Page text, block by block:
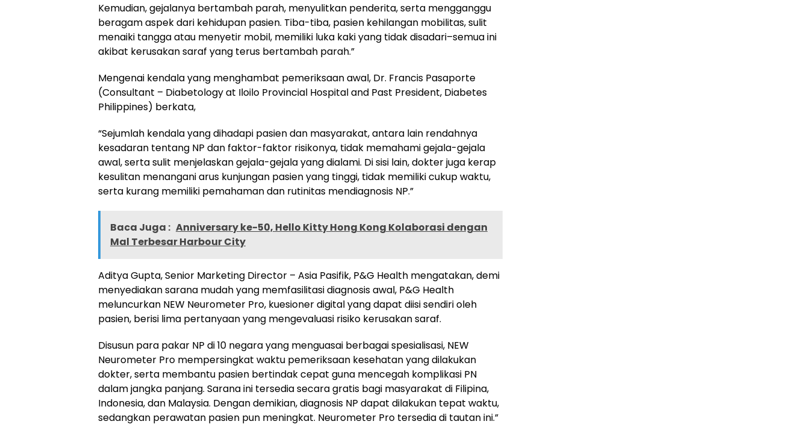
Kemudian, gejalanya bertambah parah, menyulitkan penderita, serta mengganggu
beragam aspek dari kehidupan pasien. Tiba-tiba, pasien kehilangan mobilitas, sulit
menaiki tangga atau menyetir mobil, memiliki luka kaki yang tidak disadari–semua ini
akibat kerusakan saraf yang terus bertambah parah.”
Mengenai kendala yang menghambat pemeriksaan awal, Dr. Francis Pasaporte
(Consultant – Diabetology at Iloilo Provincial Hospital and Past President, Diabetes
Philippines) berkata,
“Sejumlah kendala yang dihadapi pasien dan masyarakat, antara lain rendahnya
kesadaran tentang NP dan faktor-faktor risikonya, tidak memahami gejala-gejala
awal, serta sulit menjelaskan gejala-gejala yang dialami. Di sisi lain, dokter juga kerap
kesulitan menangani arus kunjungan pasien yang tinggi, tidak memiliki cukup waktu,
serta kurang memiliki pemahaman dan rutinitas mendiagnosis NP.”
Baca Juga : Anniversary ke-50, Hello Kitty Hong Kong Kolaborasi dengan
Mal Terbesar Harbour City
Aditya Gupta, Senior Marketing Director – Asia Pasifik, P&G Health mengatakan, demi
menyediakan sarana mudah yang memfasilitasi diagnosis awal, P&G Health
meluncurkan NEW Neurometer Pro, kuesioner digital yang dapat diisi sendiri oleh
pasien, berisi lima pertanyaan yang mengevaluasi risiko kerusakan saraf.
Disusun para pakar NP di 10 negara yang menguasai berbagai spesialisasi, NEW
Neurometer Pro mempersingkat waktu pemeriksaan kesehatan yang dilakukan
dokter, serta membantu pasien bertindak cepat guna mencegah komplikasi PN
dalam jangka panjang. Sarana ini tersedia secara gratis bagi masyarakat di Filipina,
Indonesia, dan Malaysia. Dengan demikian, diagnosis NP dapat dilakukan tepat waktu,
sedangkan perawatan pasien pun meningkat. Neurometer Pro tersedia di tautan ini.”